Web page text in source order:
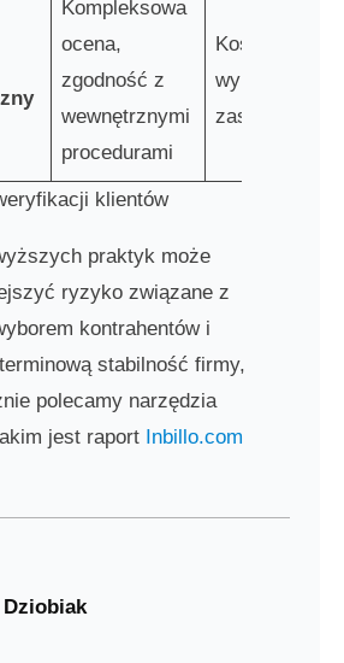
Kompleksowa
ocena,
zgodność z
wewnętrznymi
procedurami
Kosztowne,
wymaga
zasobów
klientów
praktyk może
ryzyko związane z
kontrahentów i
stabilność firmy,
polecamy narzędzia
jest raport Inbillo.com
Dziobiak